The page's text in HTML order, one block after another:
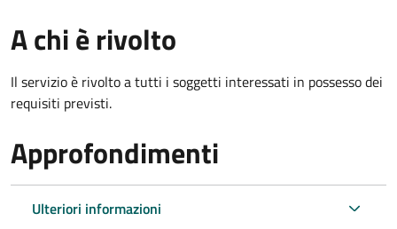
A chi è rivolto
Il servizio è rivolto a tutti i soggetti interessati in possesso dei
requisiti previsti.
Approfondimenti
Ulteriori informazioni